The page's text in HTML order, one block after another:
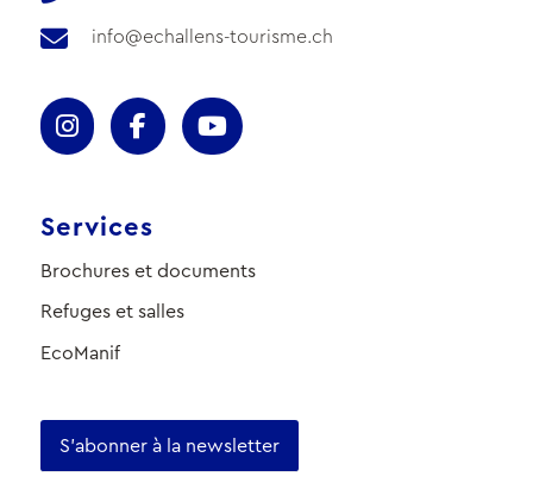
info@echallens-tourisme.ch
Services
Brochures et documents
Refuges et salles
EcoManif
S'abonner à la newsletter